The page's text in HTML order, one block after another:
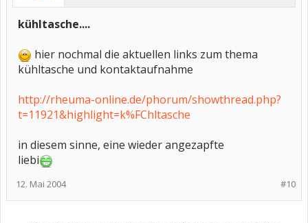
kühltasche....
hier nochmal die aktuellen links zum thema
kühltasche und kontaktaufnahme
http://rheuma-online.de/phorum/showthread.php?
t=11921&highlight=k%FChltasche
in diesem sinne, eine wieder angezapfte
liebi
#10
12. Mai 2004